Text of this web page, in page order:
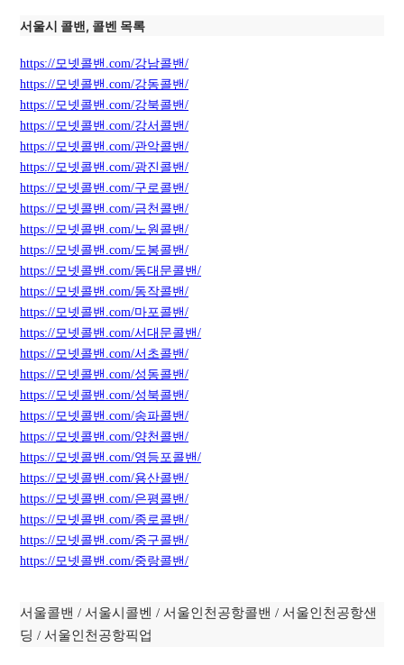
서울시 콜밴, 콜벤 목록
https://모넷콜밴.com/강남콜밴/
https://모넷콜밴.com/강동콜밴/
https://모넷콜밴.com/강북콜밴/
https://모넷콜밴.com/강서콜밴/
https://모넷콜밴.com/관악콜밴/
https://모넷콜밴.com/광진콜밴/
https://모넷콜밴.com/구로콜밴/
https://모넷콜밴.com/금천콜밴/
https://모넷콜밴.com/노원콜밴/
https://모넷콜밴.com/도봉콜밴/
https://모넷콜밴.com/동대문콜밴/
https://모넷콜밴.com/동작콜밴/
https://모넷콜밴.com/마포콜밴/
https://모넷콜밴.com/서대문콜밴/
https://모넷콜밴.com/서초콜밴/
https://모넷콜밴.com/성동콜밴/
https://모넷콜밴.com/성북콜밴/
https://모넷콜밴.com/송파콜밴/
https://모넷콜밴.com/양천콜밴/
https://모넷콜밴.com/영등포콜밴/
https://모넷콜밴.com/용산콜밴/
https://모넷콜밴.com/은평콜밴/
https://모넷콜밴.com/종로콜밴/
https://모넷콜밴.com/중구콜밴/
https://모넷콜밴.com/중랑콜밴/
서울콜밴 / 서울시콜벤 / 서울인천공항콜밴 / 서울인천공항샌
딩 / 서울인천공항픽업